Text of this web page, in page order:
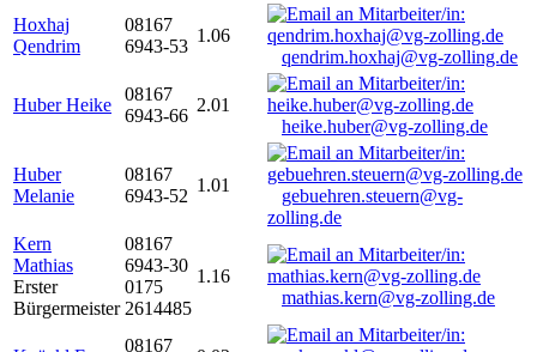
Hoxhaj
Qendrim
08167
6943-53
1.06
qendrim.hoxhaj@vg-zolling.de
Huber Heike
08167
6943-66
2.01
heike.huber@vg-zolling.de
Huber
Melanie
08167
6943-52
1.01
gebuehren.steuern@vg-
zolling.de
Kern
Mathias
Erster
Bürgermeister
08167
6943-30
0175
2614485
1.16
mathias.kern@vg-zolling.de
08167